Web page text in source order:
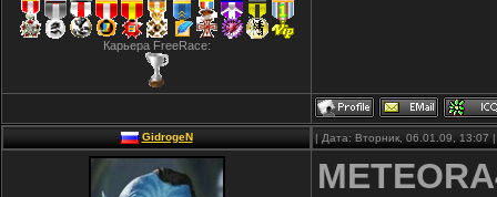
Карьера FreeRace:
GidrogeN | Дата: Вторник, 06.01.09,